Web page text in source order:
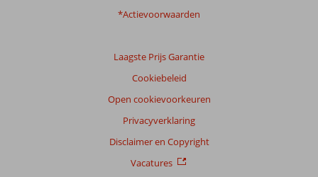
*Actievoorwaarden
Laagste Prijs Garantie
Cookiebeleid
Open cookievoorkeuren
Privacyverklaring
Disclaimer en Copyright
Vacatures